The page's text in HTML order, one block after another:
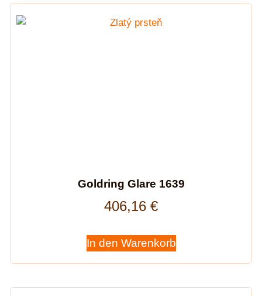
Goldring Glare 1639
406,16 €
In den Warenkorb